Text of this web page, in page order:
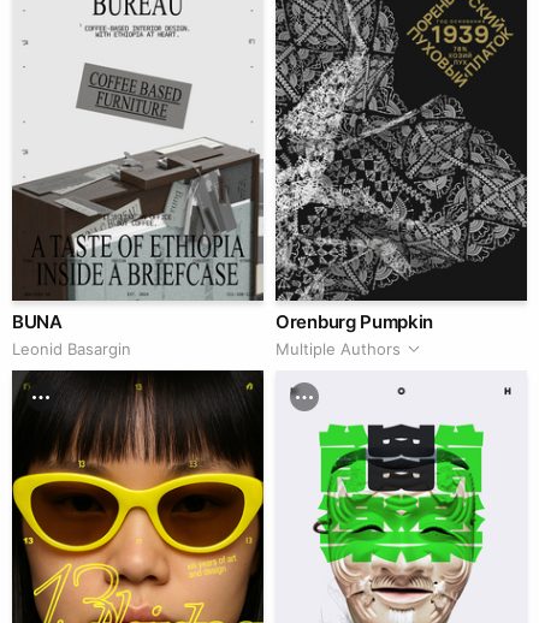
BUNA
Leonid Basargin
Orenburg Pumpkin
Multiple Authors